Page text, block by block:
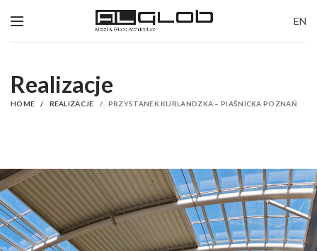
EN
Realizacje
HOME REALIZACJE PRZYSTANEK KURLANDZKA – PIAŚNICKA POZNAŃ